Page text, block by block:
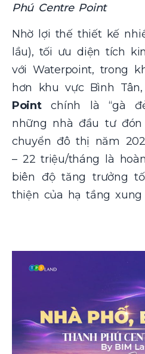
Phú Centre Point
Nhờ lợi thế thiết kế
lầu), tối ưu diện tích
với Waterpoint, trong
hơn khu vực Bình Tân,
Pointchính là “gà
những nhà đầu tư
chuyển đô thị năm
– 22 triệu/tháng là
biên độ tăng trưởng
thiện của hạ tầng xung